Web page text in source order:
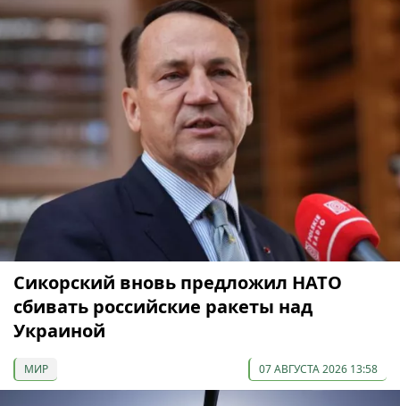
Сикорский вновь предложил НАТО
сбивать российские ракеты над
Украиной
МИР 07 АВГУСТА 2026 13:58